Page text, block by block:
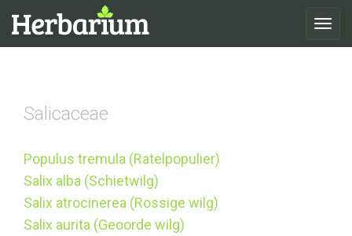
Toggle
Salicaceae
Populus tremula (Ratelpopulier)
Salix alba (Schietwilg)
Salix atrocinerea (Rossige wilg)
Salix aurita (Geoorde wilg)